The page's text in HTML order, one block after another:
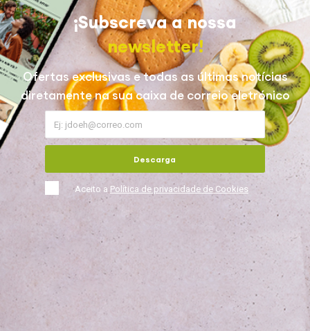
¡Subscreva a nossa
newsletter!
Ofertas exclusivas e todas as últimas notícias
diretamente na sua caixa de correio eletrónico
Aceito a Política de privacidade de Cookies
Descarga